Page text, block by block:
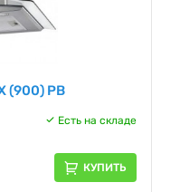
(900) PB
Есть на складе
КУПИТЬ